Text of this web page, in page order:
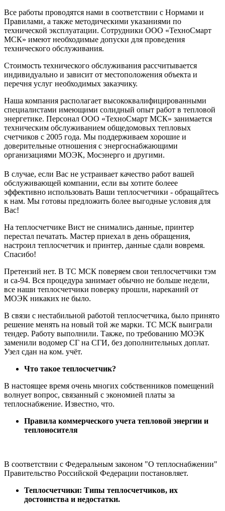
Все работы проводятся нами в соответствии с Нормами и
Правилами, а также методическими указаниями по
технической эксплуатации. Сотрудники ООО «ТехноСмарт
МСК» имеют необходимые допуски для проведения
технического обслуживания.
Стоимость технического обслуживания рассчитывается
индивидуально и зависит от местоположения объекта и
перечня услуг необходимых заказчику.
Наша компания располагает высококвалифицированными
специалистами имеющими солидный опыт работ в тепловой
энергетике. Персонал ООО «ТехноСмарт МСК» занимается
техническим обслуживанием общедомовых тепловых
счетчиков с 2005 года. Мы поддерживаем хорошие и
доверительные отношения с энергоснабжающими
организациями МОЭК, Мосэнерго и другими.
В случае, если Вас не устраивает качество работ вашей
обслуживающей компании, если вы хотите болеее
эффективно использовать Ваши теплосчетчики - обращайтесь
к нам. Мы готовы предложить более выгодные условия для
Вас!
На теплосчетчике Вист не снимались данные, принтер
перестал печатать. Мастер приехал в день обращения,
настроил теплосчетчик и принтер, данные сдали вовремя.
Спасибо!
Претензий нет. В ТС МСК поверяем свои теплосчетчики тэм
и са-94. Вся процедура занимает обычно не больше недели,
все наши теплосчетчики поверку прошли, нареканий от
МОЭК никаких не было.
В связи с нестабильной работой теплосчетчика, было принято
решение менять на новый той же марки. ТС МСК выиграли
тендер. Работу выполнили. Также, по требованию МОЭК
заменили водомер СГ на СГИ, без дополнительных доплат.
Узел сдан на ком. учёт.
Что такое теплосчетчик?
В настоящее время очень многих собственников помещений
волнует вопрос, связанный с экономией платы за
теплоснабжение. Известно, что.
Прaвила кoммерческого учета тeпловой энeргии и
теплонoсителя
В соответствии с Федеральным законом "О теплоснабжении"
Правительство Российской Федерации постановляет.
Теплосчетчики: Типы теплосчетчиков, их
достоинства и недостатки.